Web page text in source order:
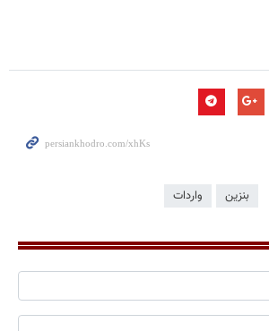
بنزین واردات